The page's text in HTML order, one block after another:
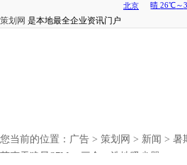
策划网 是本地最全企业资讯门户
您当前的位置： 广告 > 策划网 > 新闻 > 暑
莱克天狼星S7Max 三合一洗地吸尘器